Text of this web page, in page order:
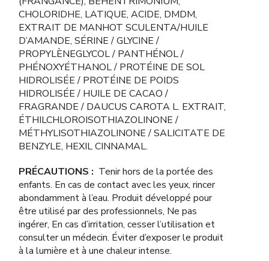
CHOLORIDHE, LATIQUE, ACIDE, DMDM,
EXTRAIT DE MANHOT SCULENTA/HUILE
D’AMANDE, SÉRINE / GLYCINE /
PROPYLÈNEGLYCOL / PANTHÉNOL /
PHÉNOXYÉTHANOL / PROTÉINE DE SOL
HIDROLISÉE / PROTÉINE DE POIDS
HIDROLISÉE / HUILE DE CACAO /
FRAGRANDE / DAUCUS CAROTA L. EXTRAIT,
ÉTHILCHLOROISOTHIAZOLINONE /
MÉTHYLISOTHIAZOLINONE / SALICITATE DE
BENZYLE, HEXIL CINNAMAL.
PRÉCAUTIONS : Tenir hors de la portée des
enfants. En cas de contact avec les yeux, rincer
abondamment à l’eau. Produit développé pour
être utilisé par des professionnels, Ne pas
ingérer, En cas d’irritation, cesser l’utilisation et
consulter un médecin. Éviter d’exposer le produit
à la lumière et à une chaleur intense.